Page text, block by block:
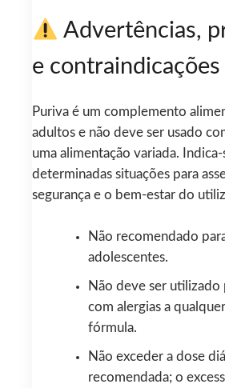
Advertências,
e contraindicações
Puriva é um complemento
adultos e não deve ser usado
uma alimentação variada.
determinadas situações para
segurança e o bem-estar do
Não recomendado
adolescentes.
Não deve ser
com alergias a
fórmula.
Não exceder a dose
recomendada; o